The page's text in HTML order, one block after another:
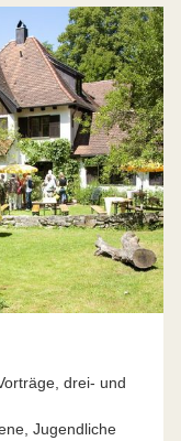
drei- und
Jugendliche